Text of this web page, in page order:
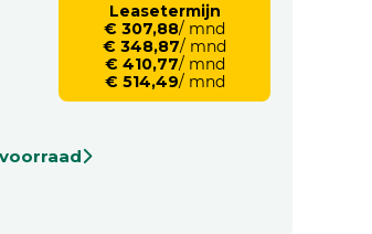
Leasetermijn
€ 307,88/ mnd
€ 348,87/ mnd
€ 410,77/ mnd
€ 514,49/ mnd